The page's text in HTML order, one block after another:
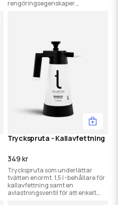
rengöringsegenskaper.
Tryckspruta - Kallavfettning
349 kr
Tryckspruta som underlättar
tvätten enormt. 1,5 l -behållare för
kallavfettning samt en
avlastningsventil för att enkelt